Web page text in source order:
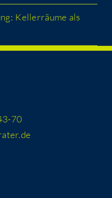
Kel­ler­räu­me als
70